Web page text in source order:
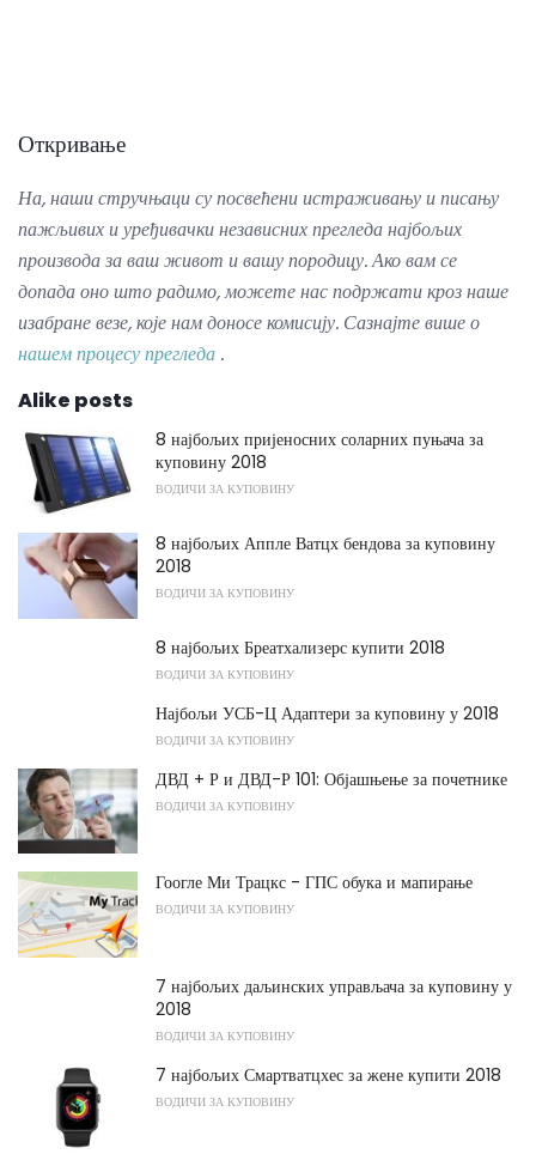
Откривање
На, наши стручњаци су посвећени истраживању и писању
пажљивих и уређивачки независних прегледа најбољих
производа за ваш живот и вашу породицу.Ако вам се
допада оно што радимо, можете нас подржати кроз наше
изабране везе, које нам доносе комисију. Сазнајте више о
нашем процесу прегледа .
Alike posts
8 најбољих пријеносних соларних пуњача за
куповину 2018
ВОДИЧИ ЗА КУПОВИНУ
8 најбољих Аппле Ватцх бендова за куповину
2018
ВОДИЧИ ЗА КУПОВИНУ
8 најбољих Бреатхализерс купити 2018
ВОДИЧИ ЗА КУПОВИНУ
Најбољи УСБ-Ц Адаптери за куповину у 2018
ВОДИЧИ ЗА КУПОВИНУ
ДВД + Р и ДВД-Р 101: Објашњење за почетнике
ВОДИЧИ ЗА КУПОВИНУ
Гоогле Ми Трацкс - ГПС обука и мапирање
ВОДИЧИ ЗА КУПОВИНУ
7 најбољих даљинских управљача за куповину у
2018
ВОДИЧИ ЗА КУПОВИНУ
7 најбољих Смартватцхес за жене купити 2018
ВОДИЧИ ЗА КУПОВИНУ